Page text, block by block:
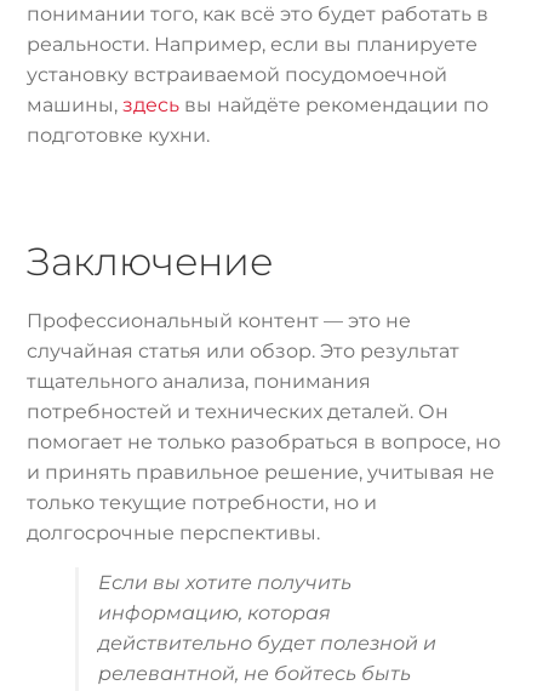
понимании того, как всё это будет работать в
реальности. Например, если вы планируете
установку встраиваемой посудомоечной
машины,здесь вы найдёте рекомендации по
подготовке кухни.
Заключение
Профессиональный контент — это не
случайная статья или обзор. Это результат
тщательного анализа, понимания
потребностей и технических деталей. Он
помогает не только разобраться в вопросе, но
и принять правильное решение, учитывая не
только текущие потребности, но и
долгосрочные перспективы.
Если вы хотите получить
информацию, которая
действительно будет полезной и
релевантной, не бойтесь быть